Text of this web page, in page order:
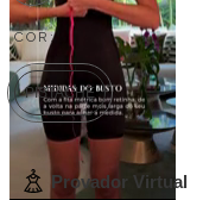
COR:
PISTACHE
Provador Virtual